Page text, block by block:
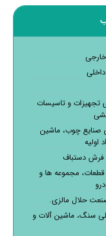
خارجی
و تاسیسات
چوب، ماشین
اولیه
فرش دستباف
مجموعه ها و
حلال مالزی.
سنگ، ماشین آلات و